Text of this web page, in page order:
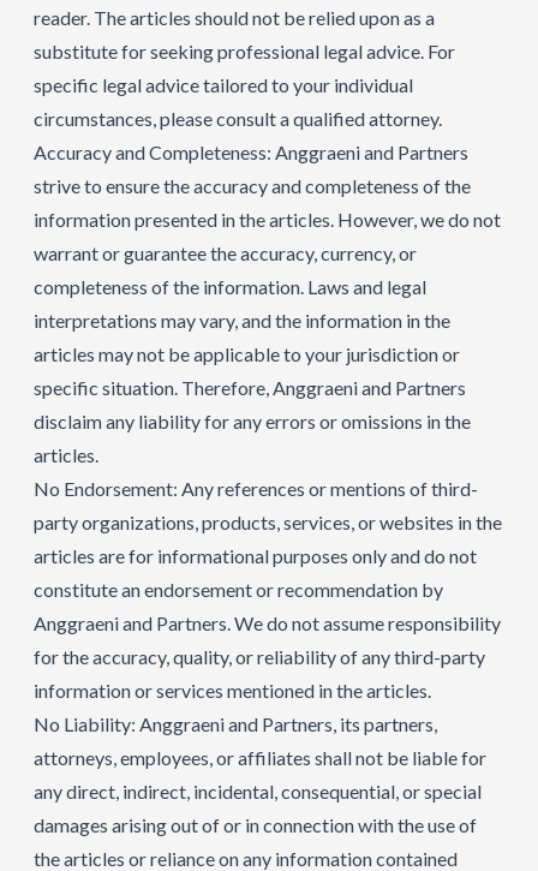
reader. The articles should not be relied upon as a
substitute for seeking professional legal advice. For
specific legal advice tailored to your individual
circumstances, please consult a qualified attorney.
Accuracy and Completeness: Anggraeni and Partners
strive to ensure the accuracy and completeness of the
information presented in the articles. However, we do not
warrant or guarantee the accuracy, currency, or
completeness of the information. Laws and legal
interpretations may vary, and the information in the
articles may not be applicable to your jurisdiction or
specific situation. Therefore, Anggraeni and Partners
disclaim any liability for any errors or omissions in the
articles.
No Endorsement: Any references or mentions of third-
party organizations, products, services, or websites in the
articles are for informational purposes only and do not
constitute an endorsement or recommendation by
Anggraeni and Partners. We do not assume responsibility
for the accuracy, quality, or reliability of any third-party
information or services mentioned in the articles.
No Liability: Anggraeni and Partners, its partners,
attorneys, employees, or affiliates shall not be liable for
any direct, indirect, incidental, consequential, or special
damages arising out of or in connection with the use of
the articles or reliance on any information contained